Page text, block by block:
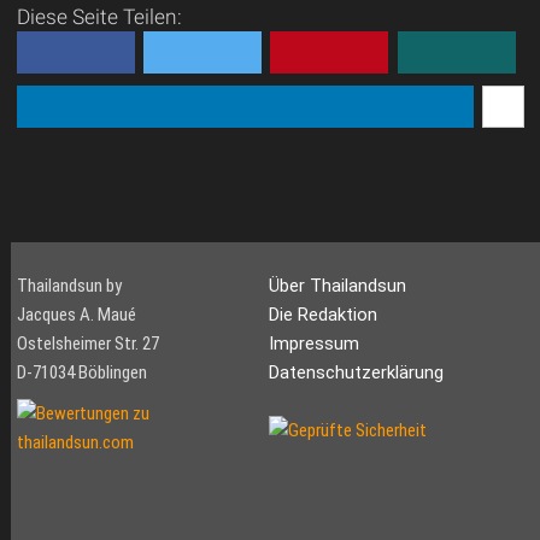
unterhaltsame Weise
atemberaubenden
Diese Seite Teilen:
Thailandsun by
Jacques A. Maué
Ostelsheimer Str. 27
D-71034 Böblingen
Über Thailandsun
Die Redaktion
Impressum
Datenschutzerklärung